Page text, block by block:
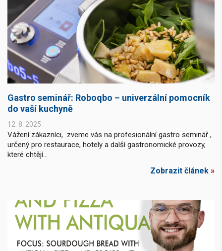
Gastro seminář: Roboqbo – univerzální pomocník
do vaší kuchyně
12. 8. 2025
Vážení zákazníci, zveme vás na profesionální gastro seminář ,
určený pro restaurace, hotely a další gastronomické provozy,
které chtějí...
Zobrazit článek »